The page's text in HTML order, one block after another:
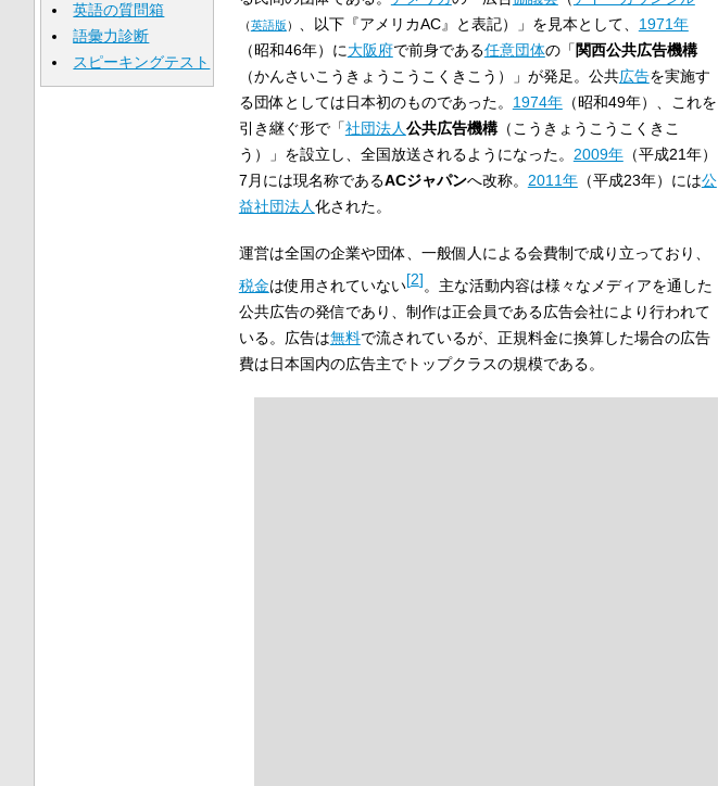
（英語版） 、以下『アメリカAC』と表記）」を見本として、 1971年
（昭和46年）に大阪府で前身である任意団体の「 関西公共広告機構
（かんさいこうきょうこうこくきこう）」が発足。公共広告を実施す
る団体としては日本初のものであった。 1974年（昭和49年）、これを
引き継ぐ形で「社団法人公共広告機構（こうきょうこうこくきこ
う）」を設立し、全国放送されるようになった。 2009年（平成21年）
7月には現名称であるACジャパンへ改称。 2011年（平成23年）には公
益社団法人化された。
運営は全国の企業や団体、一般個人による会費制で成り立っており、
税金は使用されていない[2]。主な活動内容は様々なメディアを通した
公共広告の発信であり、制作は正会員である広告会社により行われて
いる。広告は無料で流されているが、正規料金に換算した場合の広告
費は日本国内の広告主でトップクラスの規模である。
英語の質問箱
語彙力診断
スピーキングテスト